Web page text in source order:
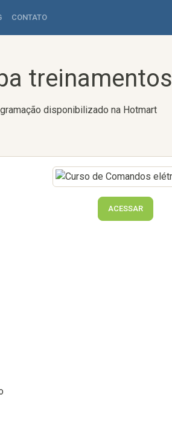
CONTATO
treinamentos
disponibilizado na Hotmart
ACESSAR